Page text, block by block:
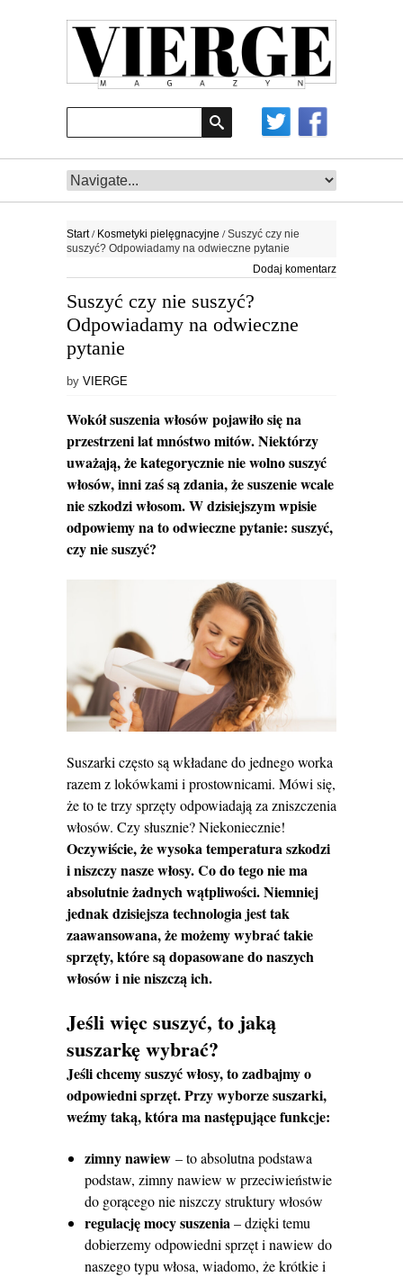
Start/ Kosmetyki pielęgnacyjne /Suszyć czy nie
suszyć? Odpowiadamy na odwieczne pytanie
Dodaj komentarz
Suszyć czy nie suszyć?
Odpowiadamy na odwieczne
pytanie
by VIERGE
Wokół suszenia włosów pojawiło się na
przestrzeni lat mnóstwo mitów. Niektórzy
uważają, że kategorycznie nie wolno suszyć
włosów, inni zaś są zdania, że suszenie wcale
nie szkodzi włosom. W dzisiejszym wpisie
odpowiemy na to odwieczne pytanie: suszyć,
czy nie suszyć?
Suszarki często są wkładane do jednego worka
razem z lokówkami i prostownicami. Mówi się,
że to te trzy sprzęty odpowiadają za zniszczenia
włosów. Czy słusznie? Niekoniecznie!
Oczywiście, że wysoka temperatura szkodzi
i niszczy nasze włosy. Co do tego nie ma
absolutnie żadnych wątpliwości. Niemniej
jednak dzisiejsza technologia jest tak
zaawansowana, że możemy wybrać takie
sprzęty, które są dopasowane do naszych
włosów i nie niszczą ich.
Jeśli więc suszyć, to jaką
suszarkę wybrać?
Jeśli chcemy suszyć włosy, to zadbajmy o
odpowiedni sprzęt. Przy wyborze suszarki,
weźmy taką, która ma następujące funkcje:
zimny nawiew – to absolutna podstawa
podstaw, zimny nawiew w przeciwieństwie
do gorącego nie niszczy struktury włosów
regulację mocy suszenia– dzięki temu
dobierzemy odpowiedni sprzęt i nawiew do
naszego typu włosa, wiadomo, że krótkie i